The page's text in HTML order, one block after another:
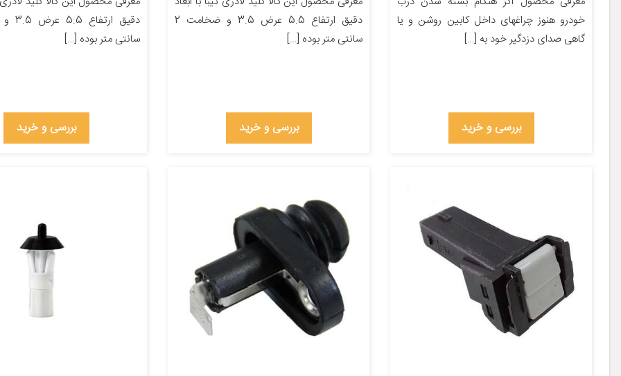
خودرو هنوز چراغهای داخل کابین روشن و یا
گاهی صدای دزدگیر خود به […]
بررسی و خرید
دقیق ارتفاع 5.5 عرض 3.5 و ضخامت 2
سانتی متر بوده […]
بررسی و خرید
سانتی متر بوده […]
بررسی و خرید